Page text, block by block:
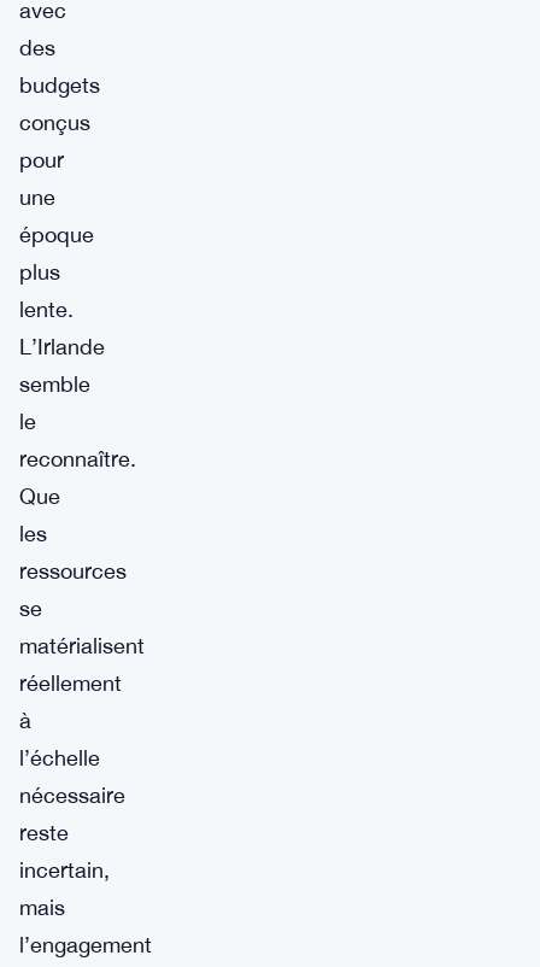
avec
des
budgets
conçus
pour
une
époque
plus
lente.
L’Irlande
semble
le
reconnaître.
Que
les
ressources
se
matérialisent
réellement
à
l’échelle
nécessaire
reste
incertain,
mais
l’engagement